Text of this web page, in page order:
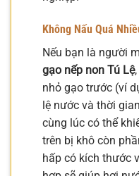
Không Nấu Quá
Nếu bạn là người
gạo nếp non Tú Lệ
nhỏ gạo trước (ví
lệ nước và thời
cùng lúc có thể
trên bị khô còn
hấp có kích thước